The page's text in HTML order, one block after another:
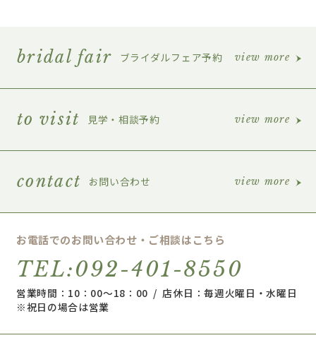
bridal fair ブライダルフェア予約 view more
to visit 見学・相談予約 view more
contact お問い合わせ view more
お電話でのお問い合わせ・ご相談はこちら
TEL:092-401-8550
営業時間：10：00～18：00 / 店休日：毎週火曜日・水曜日
※祝日の場合は営業